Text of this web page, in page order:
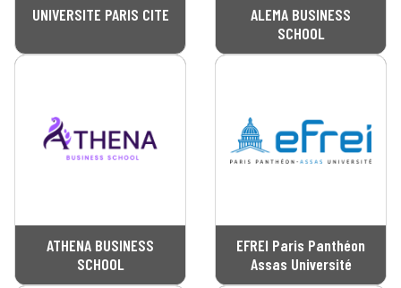
UNIVERSITE PARIS CITE
ALEMA BUSINESS
SCHOOL
ATHENA BUSINESS
SCHOOL
EFREI Paris Panthéon
Assas Université